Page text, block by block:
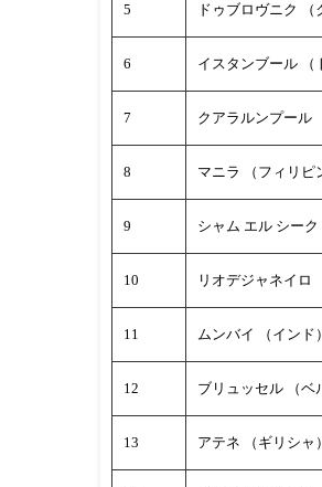
5 ドゥブロヴニク （
6 イスタンブール （
7 クアラルンプール
8 マニラ （フィリピ
9 シャム エル シー
10 リオデジャネイロ
11 ムンバイ （インド
12 ブリュッセル （ベ
13 アテネ （ギリシャ